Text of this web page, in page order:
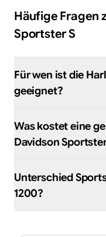
Häufige Fragen
Sportster S
Für wen ist die
geeignet?
Was kostet eine
Davidson
Unterschied
1200?